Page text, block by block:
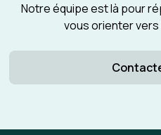
Notre équipe est là pour
vous orienter